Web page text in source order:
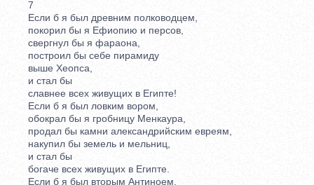
7
Если б я был древним полководцем,
покорил бы я Ефиопию и персов,
свергнул бы я фараона,
построил бы себе пирамиду
выше Хеопса,
и стал бы
славнее всех живущих в Египте!
Если б я был ловким вором,
обокрал бы я гробницу Менкаура,
продал бы камни александрийским евреям,
накупил бы земель и мельниц,
и стал бы
богаче всех живущих в Египте.
Если б я был вторым Антиноем,